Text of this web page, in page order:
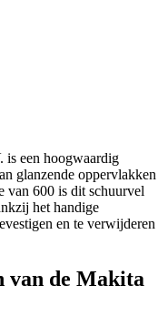
een hoogwaardig
glanzende oppervlakken
van 600 is dit schuurvel
het handige
en te verwijderen
van de Makita